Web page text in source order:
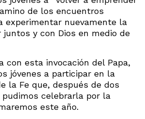
de los encuentros
experimentar nuevamente la
y con Dios en medio de
con esta invocación del Papa,
jóvenes a participar en la
la Fe que, después de dos
pudimos celebrarla por la
este año.